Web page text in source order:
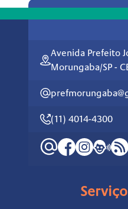
Avenida Prefeito
Morungaba/SP -
(11) 4014-4300